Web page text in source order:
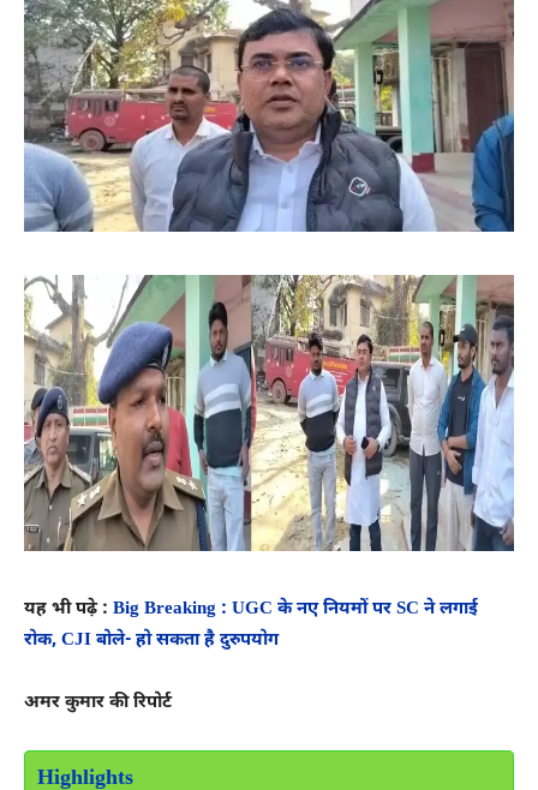
यह भी पढ़े : Big Breaking : UGC के नए नियमों पर SC ने लगाई
रोक, CJI बोले- हो सकता है दुरुपयोग
अमर कुमार की रिपोर्ट
Highlights